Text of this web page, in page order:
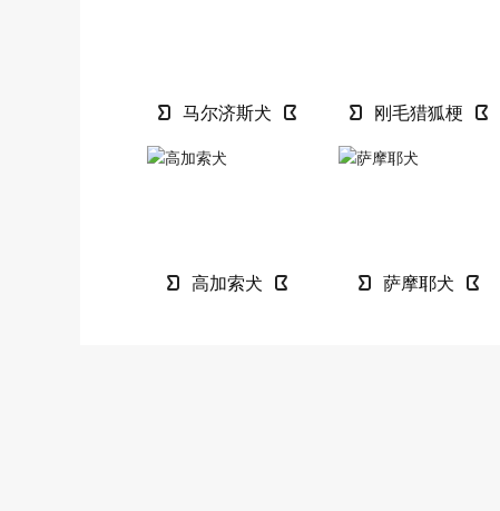
马尔济斯犬 刚毛猎狐梗
高加索犬 萨摩耶犬